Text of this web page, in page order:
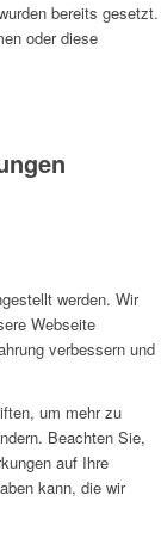
bereits gesetzt.
oder diese
werden. Wir
Webseite
verbessern und
um mehr zu
Beachten Sie,
auf Ihre
kann, die wir